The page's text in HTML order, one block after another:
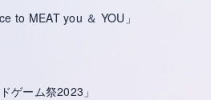
to MEAT you ＆ YOU」
ゲーム祭2023」